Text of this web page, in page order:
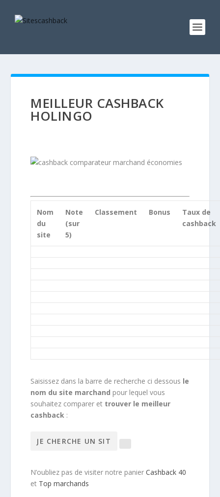
MEILLEUR CASHBACK
HOLINGO
Nom
du
site
Note
(sur
5)
Classement Bonus
Taux de
cashback
Saisissez dans la barre de recherche ci dessous le
nom du site marchand pour lequel vous
souhaitez comparer et trouver le meilleur
cashback :
N’oubliez pas de visiter notre panierCashback 40
et Top marchands